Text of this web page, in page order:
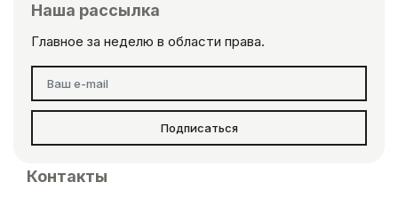
Наша рассылка
Главное за неделю в области права.
Подписаться
Контакты